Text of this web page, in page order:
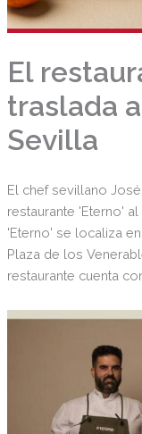
El
traslada
Sevilla
El chef sevillano
restaurante 'Eterno'
'Eterno' se localiza
Plaza de los
restaurante cuenta
tienda take away de